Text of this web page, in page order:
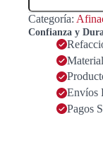
a
Gasolina
10W30
946ML
cantidad
Categoría:
Confianza y
Envíos
Pagos